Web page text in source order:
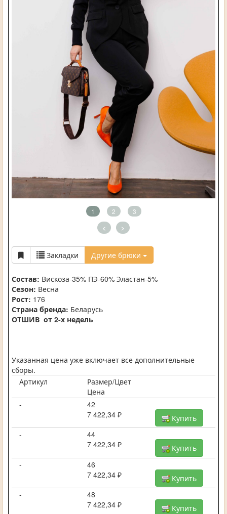
1 2 3
< >
Закладки Другие брюки
Состав: Вискоза-35% ПЭ-60% Эластан-5%
Сезон: Весна
Рост: 176
Страна бренда: Беларусь
ОТШИВ от 2-х недель
Указанная цена уже включает все дополнительные
сборы.
Артикул
Размер/Цвет
Цена
-
42
7 422,34 ₽
Купить
-
44
7 422,34 ₽
Купить
-
46
7 422,34 ₽
Купить
-
48
7 422,34 ₽
Купить